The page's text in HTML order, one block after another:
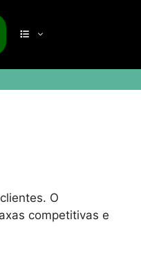
O
competitivas e